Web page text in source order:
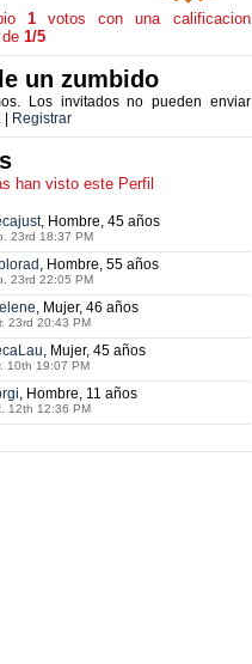
1votos con una calificacion
1/5
un zumbido
Los invitados no pueden enviar
Registrar
han visto este Perfil
, Hombre, 45 años
23rd 18:37 PM
, Hombre, 55 años
23rd 22:05 PM
, Mujer, 46 años
23rd 20:43 PM
, Mujer, 45 años
10th 19:07 PM
, Hombre, 11 años
12th 12:36 PM